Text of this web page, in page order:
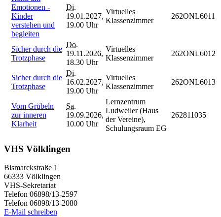
Emotionen -
Kinder
verstehen und
begleiten
Di.
19.01.2027,
19.00 Uhr
Virtuelles
Klassenzimmer
262ONL6011
Sicher durch die
Trotzphase
Do.
19.11.2026,
18.30 Uhr
Virtuelles
Klassenzimmer
262ONL6012
Sicher durch die
Trotzphase
Di.
16.02.2027,
19.00 Uhr
Virtuelles
Klassenzimmer
262ONL6013
Vom Grübeln
zur inneren
Klarheit
Sa.
19.09.2026,
10.00 Uhr
Lernzentrum
Ludweiler (Haus
der Vereine),
Schulungsraum EG
262811035
VHS Völklingen
Bismarckstraße 1
66333 Völklingen
VHS-Sekretariat
Telefon 06898/13-2597
Telefon 06898/13-2080
E-Mail schreiben